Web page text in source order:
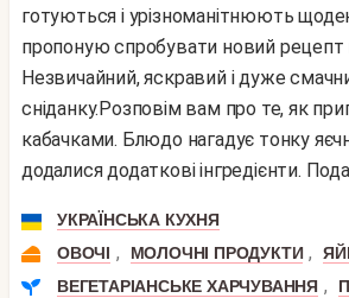
готуються і урізноманітнюють
пропоную спробувати новий рецепт
Незвичайний, яскравий і дуже
сніданку.Розповім вам про те, як
кабачками. Блюдо нагадує тонку
додалися додаткові інгредієнти.
УКРАЇНСЬКА КУХНЯ
ОВОЧІ , МОЛОЧНІ ПРОДУКТИ ,
ВЕГЕТАРІАНСЬКЕ ХАРЧУВАННЯ ,